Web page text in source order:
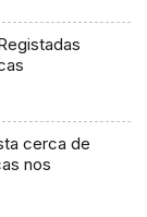
cerca de
nos